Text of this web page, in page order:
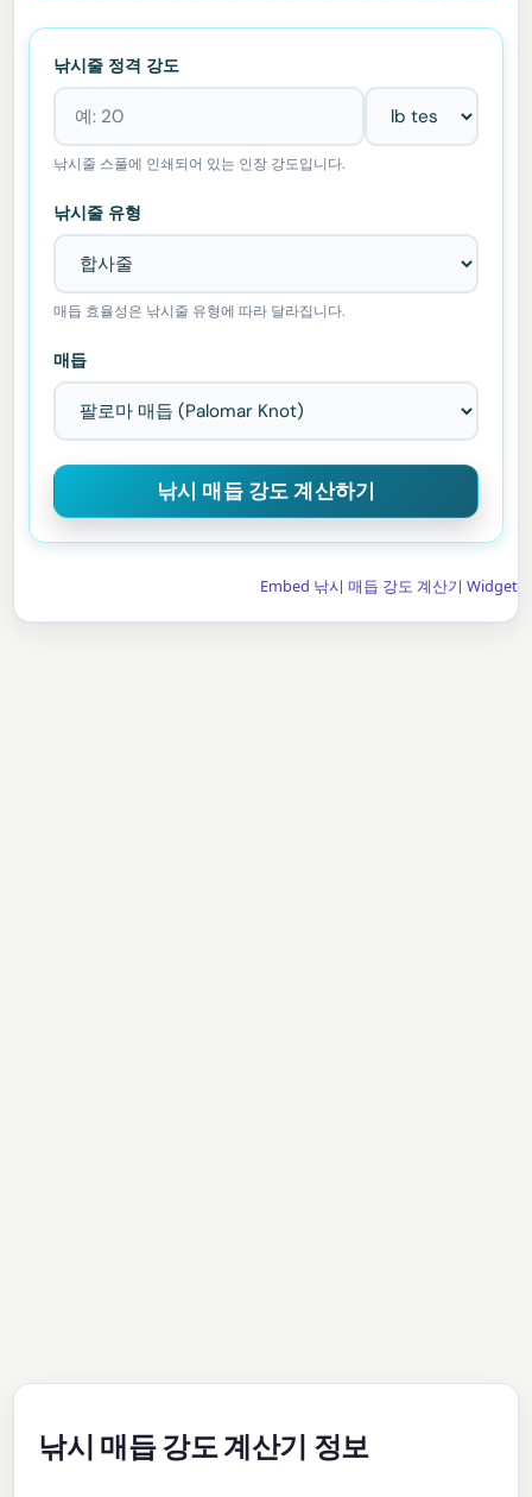
낚시줄 정격 강도
낚시줄 스풀에 인쇄되어 있는 인장 강도입니다.
낚시줄 유형
매듭 효율성은 낚시줄 유형에 따라 달라집니다.
매듭
Embed 낚시 매듭 강도 계산기 Widget
낚시 매듭 강도 계산기 정보